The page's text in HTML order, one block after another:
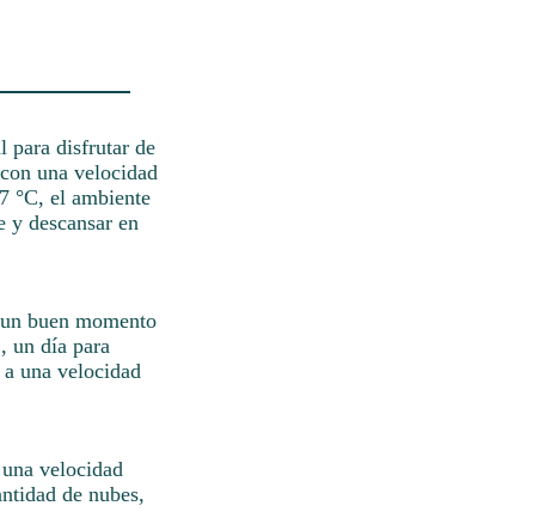
para disfrutar de
una velocidad
°C, el ambiente
y descansar en
buen momento
un día para
una velocidad
velocidad
de nubes,